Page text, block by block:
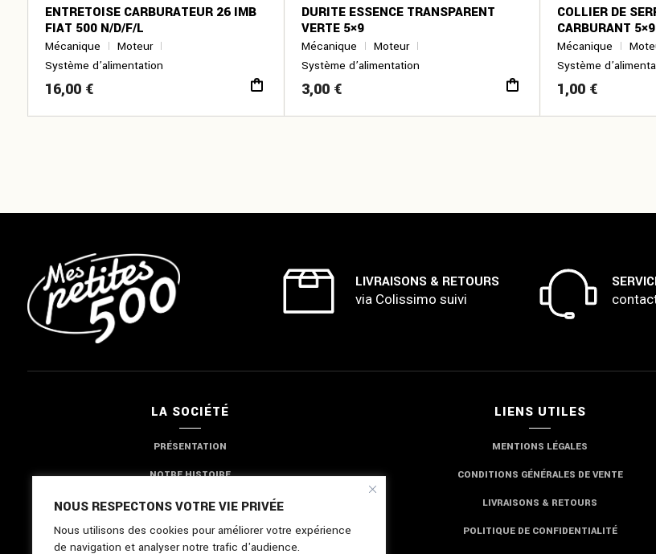
NOUS RESPECTONS VOTRE VIE PRIVÉE
Nous utilisons des cookies pour améliorer votre expérience
de navigation et analyser notre trafic d'audience.
ENTRETOISE CARBURATEUR 26 IMB
FIAT 500 N/D/F/L
Mécanique
Moteur
Système d’alimentation
16,00 €
DURITE ESSENCE TRANSPARENT
VERTE 5×9
Mécanique
Moteur
Système d’alimentation
3,00 €
COLLIER DE
CARBURANT 5×9
Mécanique
Système
1,00 €
LIVRAISONS & RETOURS
via Colissimo suivi
LA SOCIÉTÉ
PRÉSENTATION
NOTRE HISTOIRE
NOTRE EXPERTISE
NOUS CONTACTER
LIENS UTILES
MENTIONS LÉGALES
CONDITIONS GÉNÉRALES DE VENTE
LIVRAISONS & RETOURS
POLITIQUE DE CONFIDENTIALITÉ